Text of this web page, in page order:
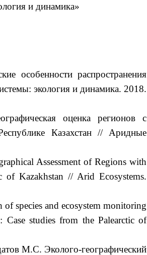
и динамика»
особенности распространения
экология и динамика. 2018.
оценка регионов с
Казахстан // Аридные
Assessment of Regions with
Kazakhstan // Arid Ecosystems.
species and ecosystem monitoring
studies from the Palearctic of
М.С. Эколого-географический